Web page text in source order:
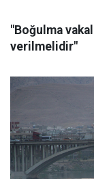
"Boğulma
verilmelidir"